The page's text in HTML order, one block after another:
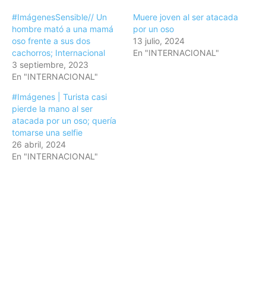
#ImágenesSensible// Un
hombre mató a una mamá
oso frente a sus dos
cachorros; Internacional
3 septiembre, 2023
En "INTERNACIONAL"
Muere joven al ser atacada
por un oso
13 julio, 2024
En "INTERNACIONAL"
#Imágenes | Turista casi
pierde la mano al ser
atacada por un oso; quería
tomarse una selfie
26 abril, 2024
En "INTERNACIONAL"